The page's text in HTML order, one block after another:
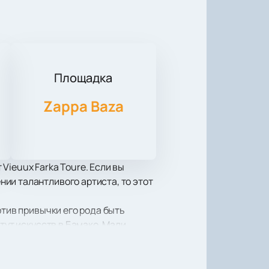
Площадка
Zappa Baza
Farka Toure. Если вы
талантливого артиста, то этот
привычки его рода быть
искусств в Бамако, Мали.
Racines» означает «корн» и